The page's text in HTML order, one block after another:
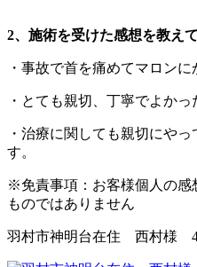
2、施術を受けた感想を教え
・事故で首を痛めてマロンに
・とても親切、丁寧でよかっ
・治療に関しても親切にや
す。
※免責事項：お客様個人の感
ものではありません
羽村市神明台在住 西村様